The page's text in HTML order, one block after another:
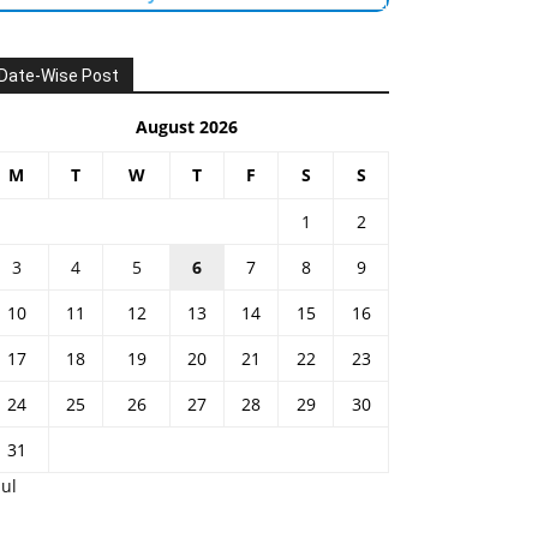
Wise Post
August 2026
M T W T F S S
1
2
3
4 5 6 7 8
9
10
11 12 13 14 15
16
17
18 19 20 21 22
23
24
25 26 27 28 29
30
31